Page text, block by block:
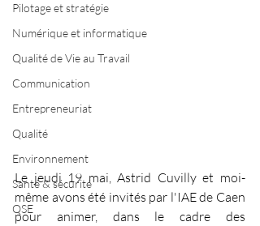
Pilotage et stratégie
Numérique et informatique
Qualité de Vie au Travail
Communication
Entrepreneuriat
Qualité
Environnement
Santé & sécurité
QSE
Le jeudi 19 mai, Astrid Cuvilly et moi-
même avons été invités par l'IAE de Caen
pour animer, dans le cadre des